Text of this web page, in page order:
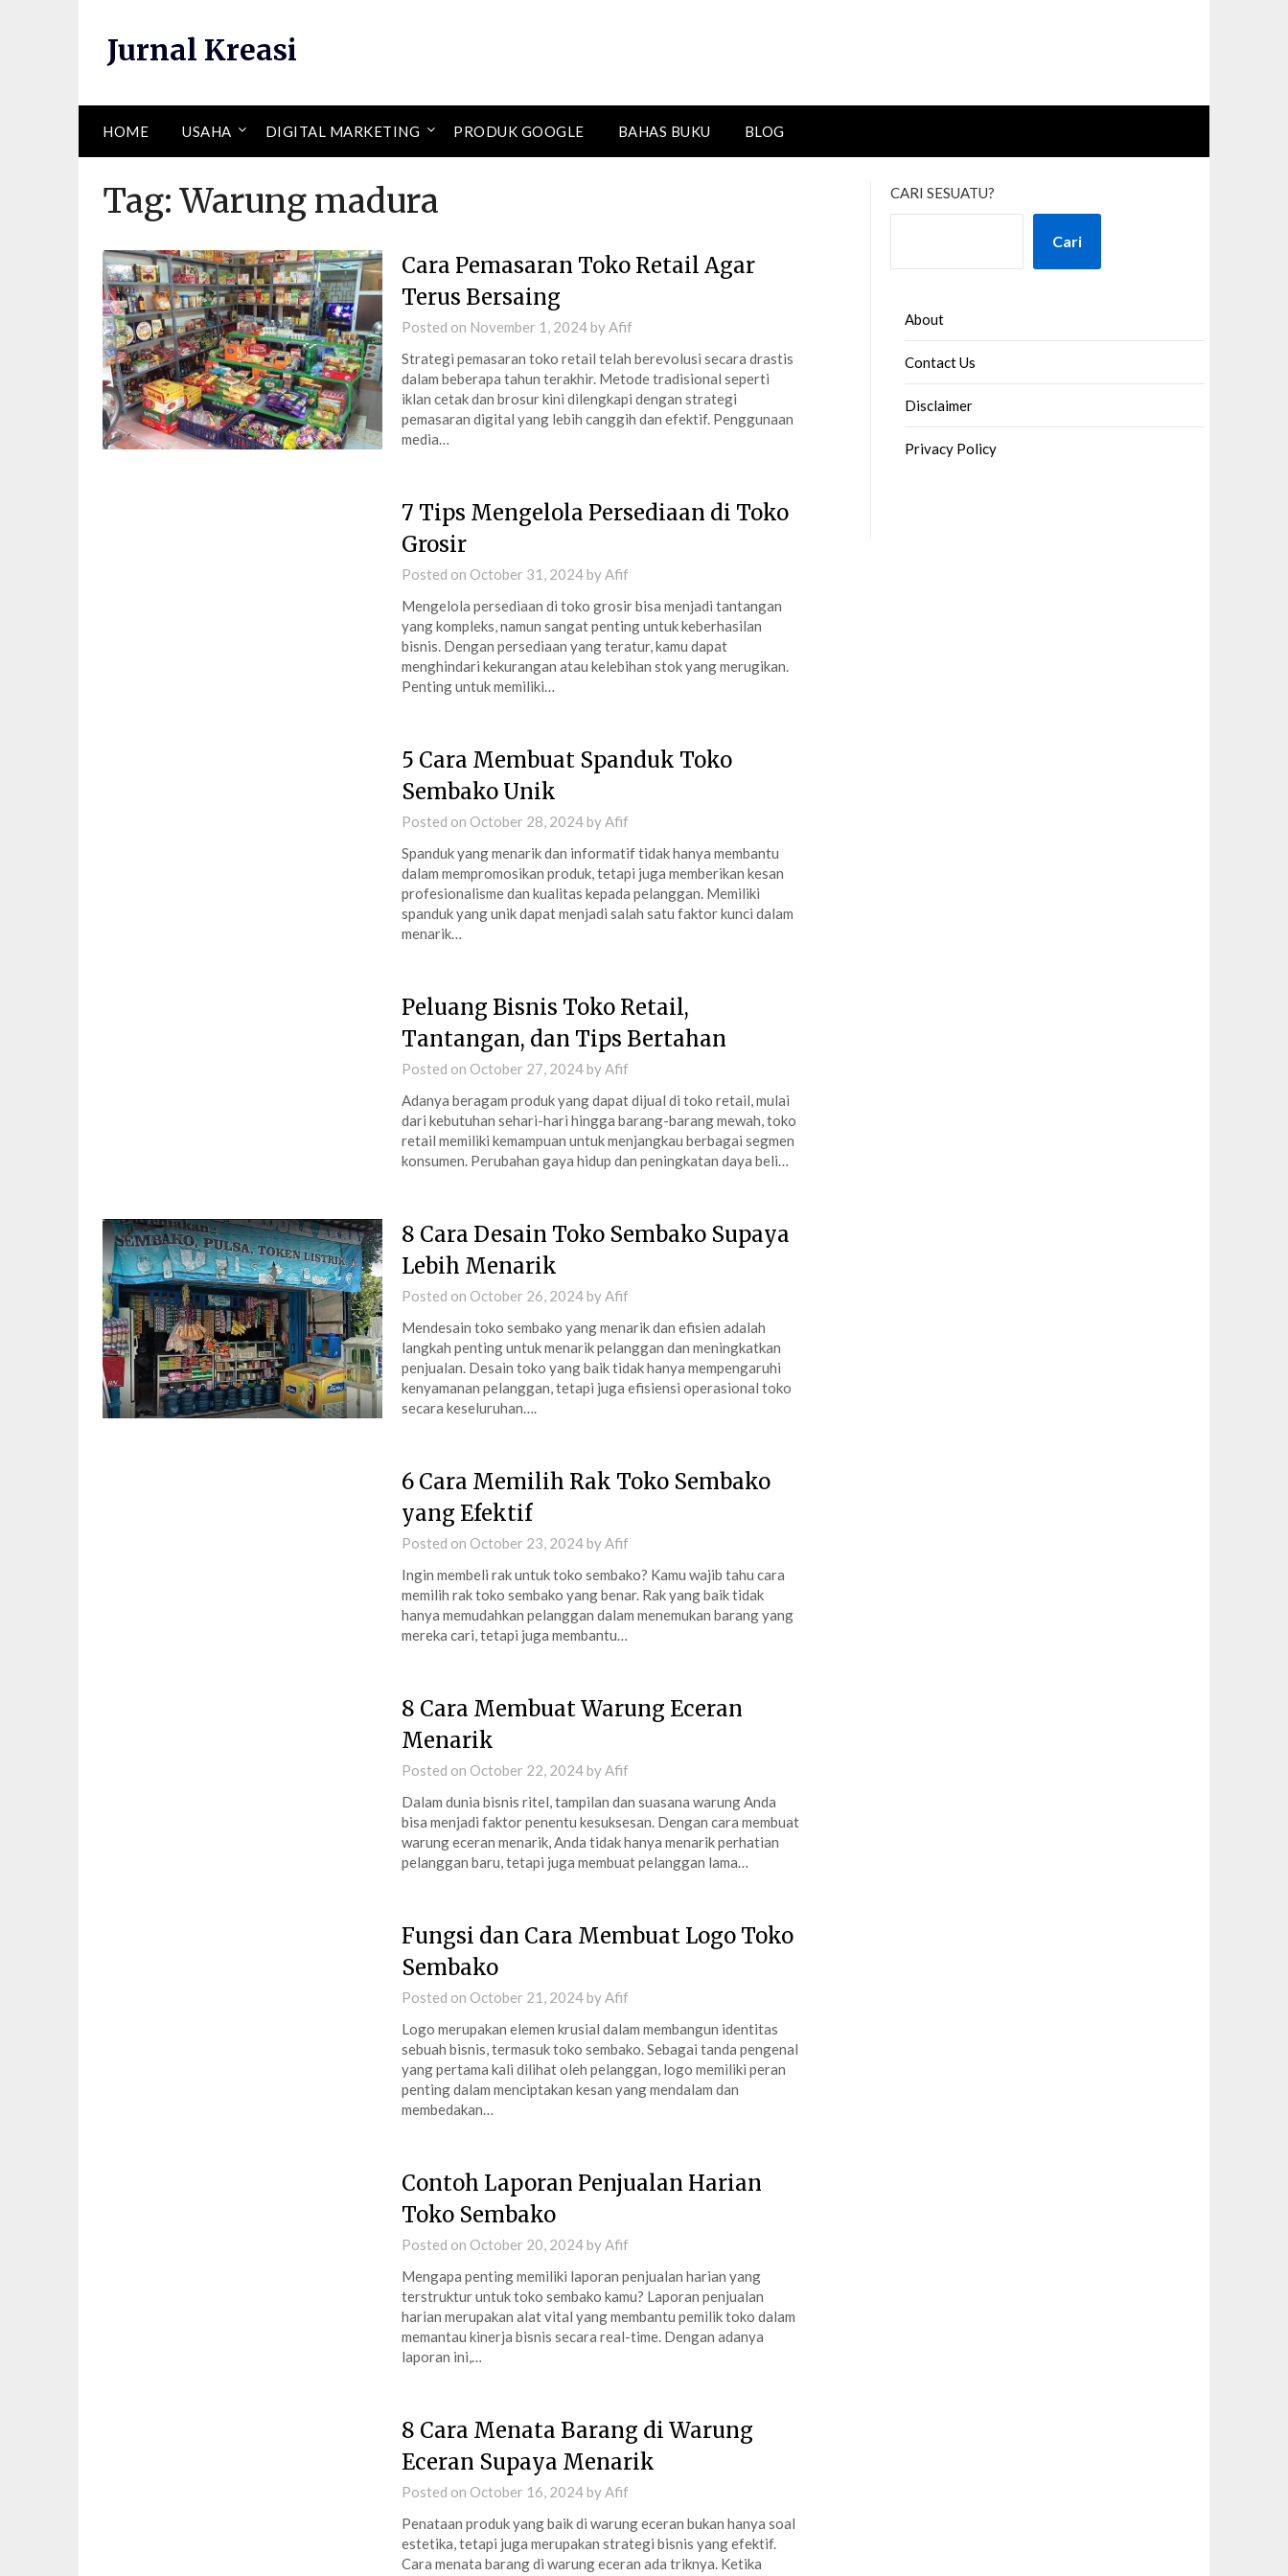
Jurnal Kreasi
HOME USAHA DIGITAL MARKETING PRODUK GOOGLE BAHAS BUKU BLOG
Tag:Warung madura
Cara Pemasaran Toko Retail Agar
Terus Bersaing
Posted on November 1, 2024byAfif
Strategi pemasaran toko retail telah berevolusi secara drastis
dalam beberapa tahun terakhir. Metode tradisional seperti
iklan cetak dan brosur kini dilengkapi dengan strategi
pemasaran digital yang lebih canggih dan efektif. Penggunaan
media…
7 Tips Mengelola Persediaan di Toko
Grosir
Posted on October 31, 2024byAfif
Mengelola persediaan di toko grosir bisa menjadi tantangan
yang kompleks, namun sangat penting untuk keberhasilan
bisnis. Dengan persediaan yang teratur, kamu dapat
menghindari kekurangan atau kelebihan stok yang merugikan.
Penting untuk memiliki…
5 Cara Membuat Spanduk Toko
Sembako Unik
Posted on October 28, 2024byAfif
Spanduk yang menarik dan informatif tidak hanya membantu
dalam mempromosikan produk, tetapi juga memberikan kesan
profesionalisme dan kualitas kepada pelanggan. Memiliki
spanduk yang unik dapat menjadi salah satu faktor kunci dalam
menarik…
Peluang Bisnis Toko Retail,
Tantangan, dan Tips Bertahan
Posted on October 27, 2024byAfif
Adanya beragam produk yang dapat dijual di toko retail, mulai
dari kebutuhan sehari-hari hingga barang-barang mewah, toko
retail memiliki kemampuan untuk menjangkau berbagai segmen
konsumen. Perubahan gaya hidup dan peningkatan daya beli…
8 Cara Desain Toko Sembako Supaya
Lebih Menarik
Posted on October 26, 2024byAfif
Mendesain toko sembako yang menarik dan efisien adalah
langkah penting untuk menarik pelanggan dan meningkatkan
penjualan. Desain toko yang baik tidak hanya mempengaruhi
kenyamanan pelanggan, tetapi juga efisiensi operasional toko
secara keseluruhan….
6 Cara Memilih Rak Toko Sembako
yang Efektif
Posted on October 23, 2024byAfif
Ingin membeli rak untuk toko sembako? Kamu wajib tahu cara
memilih rak toko sembako yang benar. Rak yang baik tidak
hanya memudahkan pelanggan dalam menemukan barang yang
mereka cari, tetapi juga membantu…
8 Cara Membuat Warung Eceran
Menarik
Posted on October 22, 2024byAfif
Dalam dunia bisnis ritel, tampilan dan suasana warung Anda
bisa menjadi faktor penentu kesuksesan. Dengan cara membuat
warung eceran menarik, Anda tidak hanya menarik perhatian
pelanggan baru, tetapi juga membuat pelanggan lama…
Fungsi dan Cara Membuat Logo Toko
Sembako
Posted on October 21, 2024byAfif
Logo merupakan elemen krusial dalam membangun identitas
sebuah bisnis, termasuk toko sembako. Sebagai tanda pengenal
yang pertama kali dilihat oleh pelanggan, logo memiliki peran
penting dalam menciptakan kesan yang mendalam dan
membedakan…
Contoh Laporan Penjualan Harian
Toko Sembako
Posted on October 20, 2024byAfif
Mengapa penting memiliki laporan penjualan harian yang
terstruktur untuk toko sembako kamu? Laporan penjualan
harian merupakan alat vital yang membantu pemilik toko dalam
memantau kinerja bisnis secara real-time. Dengan adanya
laporan ini,…
8 Cara Menata Barang di Warung
Eceran Supaya Menarik
Posted on October 16, 2024byAfif
Penataan produk yang baik di warung eceran bukan hanya soal
estetika, tetapi juga merupakan strategi bisnis yang efektif.
Cara menata barang di warung eceran ada triknya. Ketika
CARI SESUATU?
Cari
About
Contact Us
Disclaimer
Privacy Policy